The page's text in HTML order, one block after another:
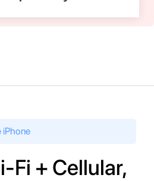
iPhone
Fi + Cellular,